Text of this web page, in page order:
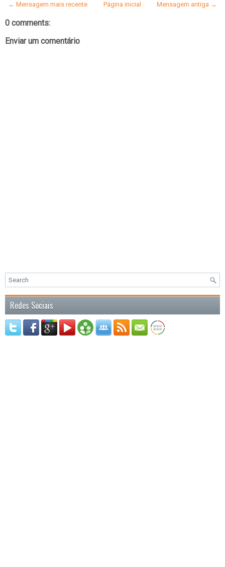
← Mensagem mais recente Mensagem antiga →
Página inicial
0 comments:
Enviar um comentário
Redes Sociais